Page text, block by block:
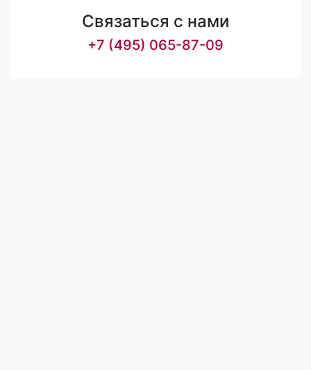
Связаться с нами
+7 (495) 065-87-09